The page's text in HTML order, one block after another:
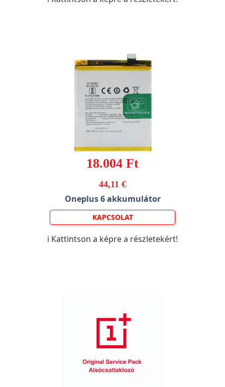
18.004 Ft
44,11 €
Oneplus 6 akkumulátor
KAPCSOLAT
ℹ️ Kattintson a képre a részletekért!